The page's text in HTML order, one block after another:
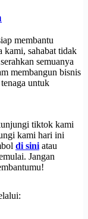
membantu
kami, sahabat tidak
semuanya
membangun bisnis
untuk
tiktok kami
kami hari ini
di sini atau
Jangan